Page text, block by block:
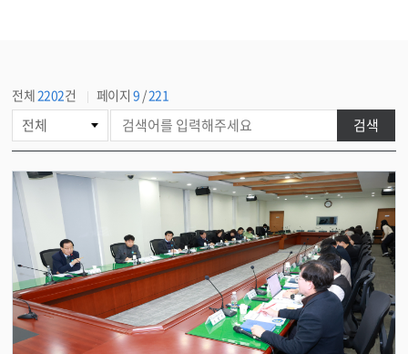
전체2202건 페이지 9 /221
시
물
검
색
검색